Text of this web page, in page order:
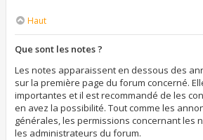
Haut
Que sont les notes ?
Les notes apparaissent en dessous des
sur la première page du forum concerné.
importantes et il est recommandé de les
en avez la possibilité. Tout comme les
générales, les permissions concernant les
les administrateurs du forum.